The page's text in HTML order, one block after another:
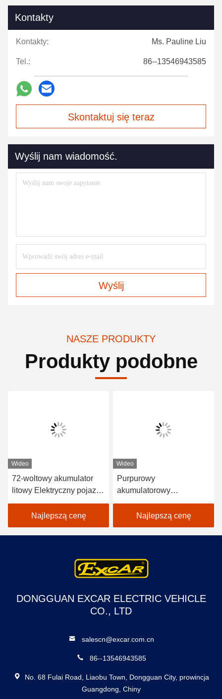
Kontakty
Kontakty: Ms. Pauline Liu
Tel.: 86--13546943585
Skontaktuj się teraz
Wyślij nam wiadomość.
Wyślij
NASZE PRODUKTY
Produkty podobne
Wideo
72-woltowy akumulator
litowy Elektryczny pojazd
Autobus 18 pasażerów
Autobusy otwarte do
zwiedzania
Najlepszą cenę
Wideo
Purpurowy
akumulatorowy
elektryczny samochód
golfowy 48V Mini Club 4
osobowy samochód
Najlepszą cenę
DONGGUAN EXCAR ELECTRIC VEHICLE
CO., LTD
salescn@excar.com.cn
86--13546943585
No. 68 Fulai Road, Liaobu Town, Dongguan City, prowincja
Guangdong, Chiny